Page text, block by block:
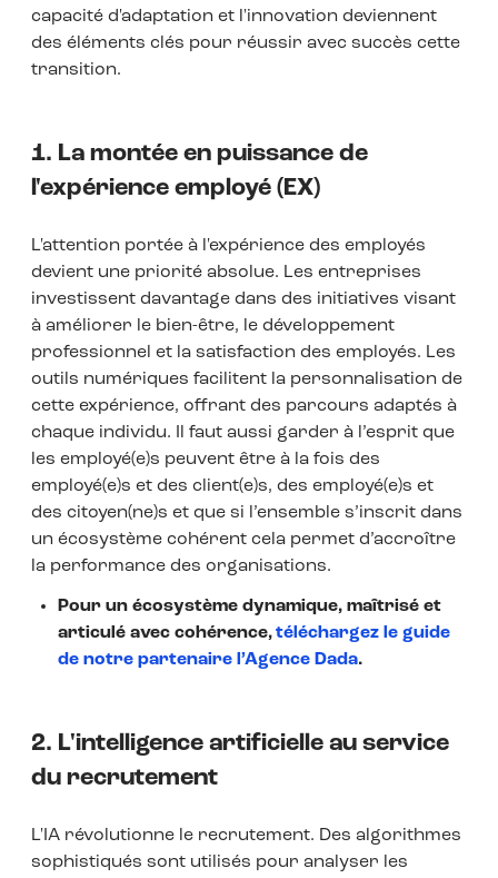
capacité d'adaptation et l'innovation deviennent
des éléments clés pour réussir avec succès cette
transition.
1. La montée en puissance de
l'expérience employé (EX)
L'attention portée à l'expérience des employés
devient une priorité absolue. Les entreprises
investissent davantage dans des initiatives visant
à améliorer le bien-être, le développement
professionnel et la satisfaction des employés. Les
outils numériques facilitent la personnalisation de
cette expérience, offrant des parcours adaptés à
chaque individu. Il faut aussi garder à l’esprit que
les employé(e)s peuvent être à la fois des
employé(e)s et des client(e)s, des employé(e)s et
des citoyen(ne)s et que si l’ensemble s’inscrit dans
un écosystème cohérent cela permet d’accroître
la performance des organisations.
Pour un écosystème dynamique, maîtrisé et
articulé avec cohérence,téléchargez le guide
de notre partenaire l’Agence Dada.
2. L'intelligence artificielle au service
du recrutement
L'IA révolutionne le recrutement. Des algorithmes
sophistiqués sont utilisés pour analyser les